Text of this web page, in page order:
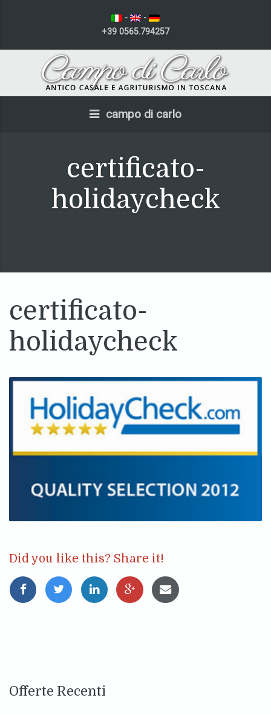
-
-
+39 0565.794257
campo di carlo
certificato-
holidaycheck
certificato-
holidaycheck
Did you like this? Share it!
Offerte Recenti